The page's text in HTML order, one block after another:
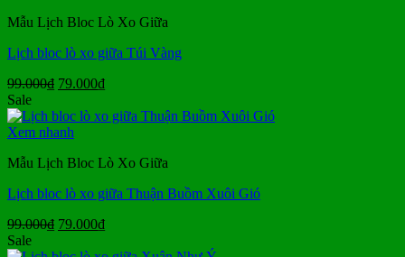
Mẫu Lịch Bloc Lò Xo Giữa
Lịch bloc lò xo giữa Túi Vàng
99.000₫ Giá
là:
99.000₫.
79.000₫Giá
tại
Sale
Xem nhanh
Mẫu Lịch Bloc Lò Xo Giữa
Lịch bloc lò xo giữa Thuận Buồm Xuôi Gió
99.000₫ Giá
79.000₫Giá
Sale